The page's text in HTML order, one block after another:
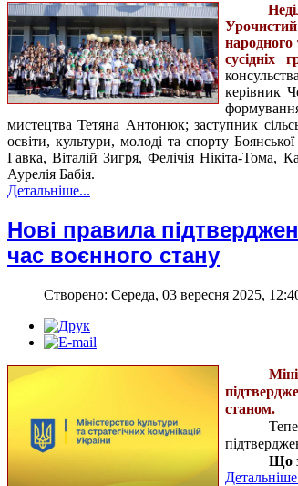
народного
сусідніх
керівник
мистецтва Тетяна Антонюк; заступник
освіти, культури, молоді та спорту
Гавка, Віталій Зигря, Фелічія Нікіта-Тома,
Аурелія Бабія.
Детальніше...
Нові правила
час воєнного стану
Створено: Середа, 03 вересня 2025,
станом.
Що